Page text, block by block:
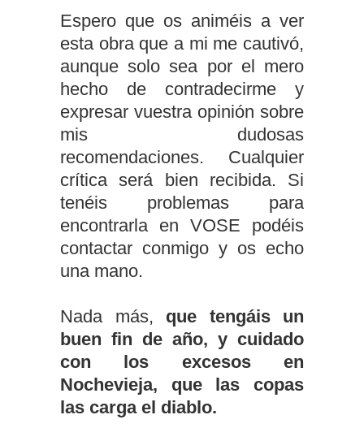
Espero que os animéis a ver
esta obra que a mi me cautivó,
aunque solo sea por el mero
hecho de contradecirme y
expresar vuestra opinión sobre
mis dudosas
recomendaciones. Cualquier
crítica será bien recibida. Si
tenéis problemas para
encontrarla en VOSE podéis
contactar conmigo y os echo
una mano.
Nada más, que tengáis un
buen fin de año, y cuidado
con los excesos en
Nochevieja, que las copas
las carga el diablo.